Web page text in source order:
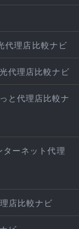
代理店比較ナビ
代理店比較ナビ
と代理店比較ナ
ーネット代理
店比較ナビ